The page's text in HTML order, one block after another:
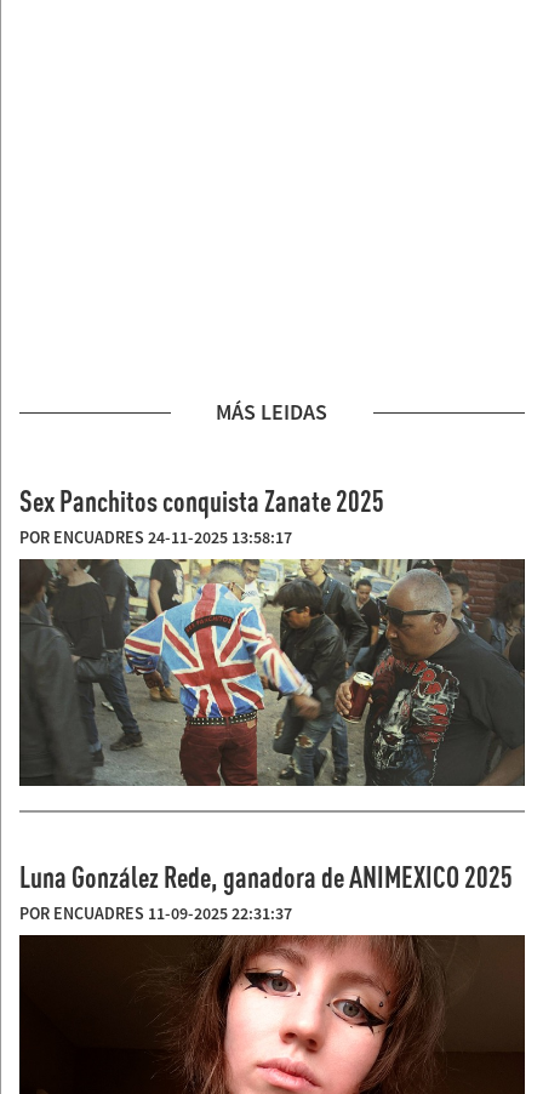
MÁS LEIDAS
Sex Panchitos conquista Zanate 2025
POR ENCUADRES 24-11-2025 13:58:17
Luna González Rede, ganadora de ANIMEXICO 2025
POR ENCUADRES 11-09-2025 22:31:37